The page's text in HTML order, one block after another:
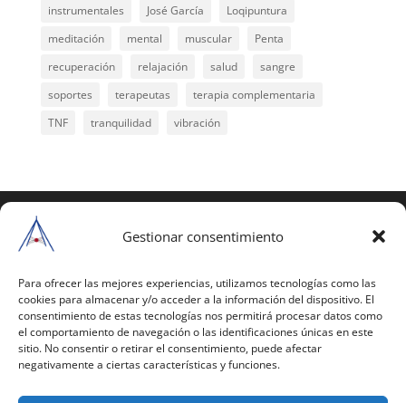
Gestionar consentimiento
Para ofrecer las mejores experiencias, utilizamos tecnologías como las
cookies para almacenar y/o acceder a la información del dispositivo. El
consentimiento de estas tecnologías nos permitirá procesar datos como
el comportamiento de navegación o las identificaciones únicas en este
sitio. No consentir o retirar el consentimiento, puede afectar
negativamente a ciertas características y funciones.
instrumentales
José García
Loqipuntura
meditación
mental muscular
Penta
recuperación
relajación salud
sangre
soportes
terapeutas
terapia complementaria
TNF
tranquilidad vibración
reservados
estas páginas o parte de ellas, necesita pedir
autorización por escrito a Mario Gil Sánchez.
Todos los instrumentales están PATENTADOS.
Web inaugurada en 2002 (última actualización en